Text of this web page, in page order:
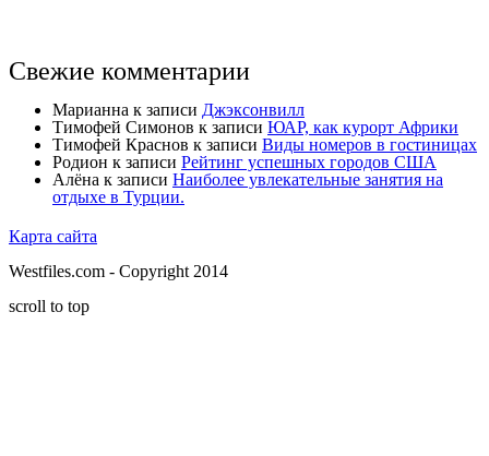
Свежие комментарии
Марианна к записи Джэксонвилл
Тимофей Симонов к записи ЮАР, как курорт Африки
Тимофей Краснов к записи Виды номеров в гостиницах
Родион к записи Рейтинг успешных городов США
Алёна к записи Наиболее увлекательные занятия на
отдыхе в Турции.
Карта сайта
Westfiles.com - Copyright 2014
scroll to top